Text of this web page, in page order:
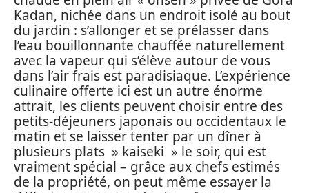
Kadan, nichée dans un endroit isolé au bout
du jardin : s’allonger et se prélasser dans
l’eau bouillonnante chauffée naturellement
avec la vapeur qui s’élève autour de vous
dans l’air frais est paradisiaque. L’expérience
culinaire offerte ici est un autre énorme
attrait, les clients peuvent choisir entre des
petits-déjeuners japonais ou occidentaux le
matin et se laisser tenter par un dîner à
plusieurs plats » kaiseki » le soir, qui est
vraiment spécial – grâce aux chefs estimés
de la propriété, on peut même essayer la